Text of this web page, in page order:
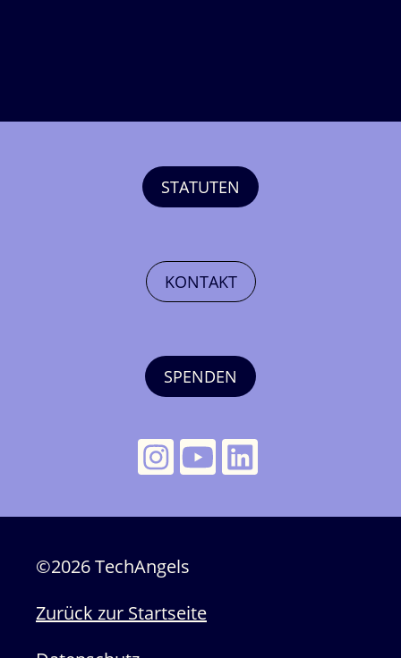
STATUTEN
KONTAKT
SPENDEN
©2026 TechAngels
Zurück zur Startseite